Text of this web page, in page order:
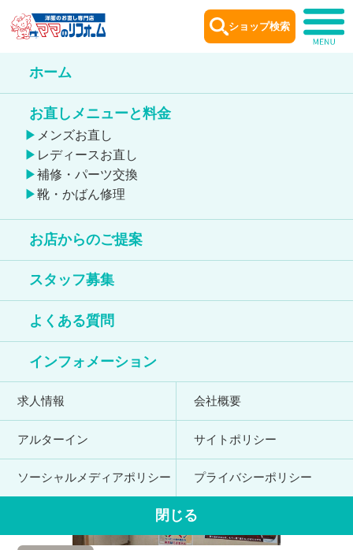
ホーム
お直しメニューと料金
メンズお直し
レディースお直し
補修・パーツ交換
靴・かばん修理
お店からのご提案
スタッフ募集
よくある質問
インフォメーション
求人情報 会社概要
アルターイン サイトポリシー
ソーシャルメディアポリシー プライバシーポリシー
閉じる
ショップ検索
ショップ案内
Shop information
金町とうきゅう店
鞄のお直しが出来る店舗